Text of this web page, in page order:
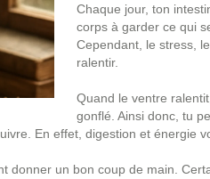
Chaque jour, ton
corps à garder ce qui
Cependant, le stress,
ralentir.
Quand le ventre
gonflé. Ainsi donc, tu
En effet, digestion et énergie
donner un bon coup de main.